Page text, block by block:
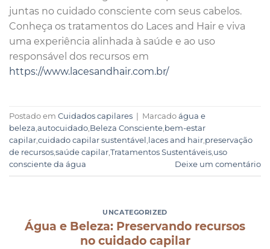
juntas no cuidado consciente com seus cabelos.
Conheça os tratamentos do Laces and Hair e viva
uma experiência alinhada à saúde e ao uso
responsável dos recursos em
https://www.lacesandhair.com.br/
Postado em Cuidados capilares Marcado água e
beleza,autocuidado,Beleza Consciente,bem-estar
capilar,cuidado capilar sustentável , laces and hair,preservação
de recursos,saúde capilar,Tratamentos Sustentáveis,uso
consciente da água
Deixe um comentário
UNCATEGORIZED
Água e Beleza: Preservando recursos
no cuidado capilar